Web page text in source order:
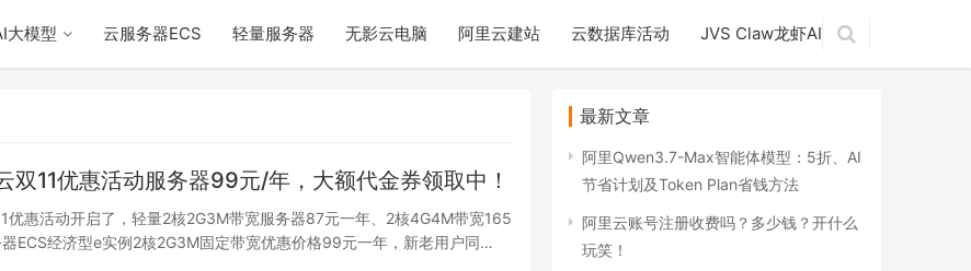
大模型 云服务器ECS 轻量服务器 无影云电脑 阿里云建站 云数据库活动 JVS Claw龙虾AI
双11优惠活动服务器99元/年，大额代金券领取中！
优惠活动开启了，轻量2核2G3M带宽服务器87元一年、2核4G4M带宽165
ECS经济型e实例2核2G3M固定带宽优惠价格99元一年，新老用户同…
最新文章
阿里Qwen3.7-Max智能体模型：5折、AI
节省计划及Token Plan省钱方法
阿里云账号注册收费吗？多少钱？开什么
玩笑！